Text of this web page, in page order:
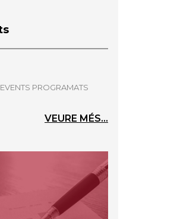
PROGRAMATS
VEURE MÉS...